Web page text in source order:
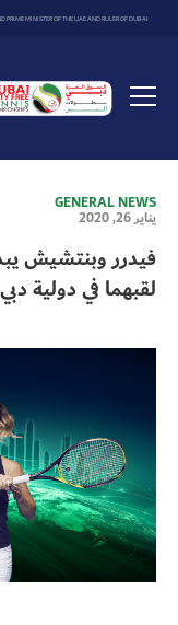
PRIME MINISTER OF THE UAE AND RULER OF DUBAI
Toggle
Dubai
Duty
Championship
GENERAL NEWS
يناير 26, 2020
فيدرر وبنتشيش
لقبهما في دولية